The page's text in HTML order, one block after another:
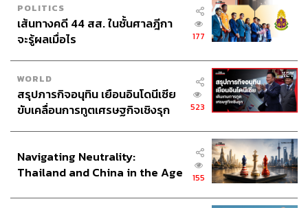
POLITICS
เส้นทางคดี 44 สส. ในชั้นศาลฎีกา
จะรู้ผลเมื่อไร
177
WORLD
สรุปภารกิจอนุทิน เยือนอินโดนีเซีย
ขับเคลื่อนการทูตเศรษฐกิจเชิงรุก
523
Navigating Neutrality:
Thailand and China in the Age
155